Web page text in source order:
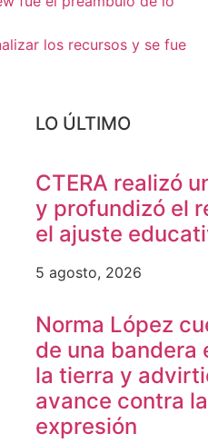
los recursos y se fue
LO ÚLTIMO
CTERA realizó
y profundizó el
el ajuste
5 agosto, 2026
Norma López
de una bandera
la tierra y
avance contra
expresión